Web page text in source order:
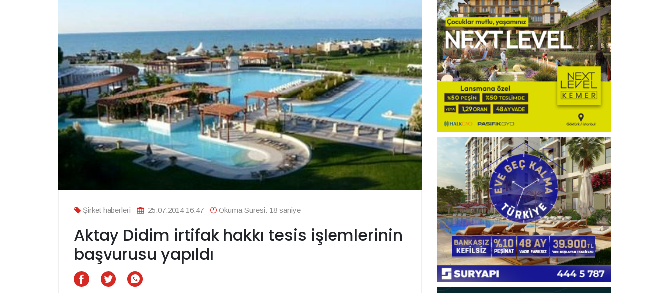
Şirket haberleri 25.07.2014 16:47 Okuma Süresi: 18 saniye
Aktay Didim irtifak hakkı tesis işlemlerinin
başvurusu yapıldı